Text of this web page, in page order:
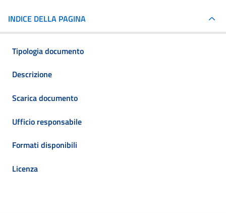
INDICE DELLA PAGINA
Tipologia documento
Descrizione
Scarica documento
Ufficio responsabile
Formati disponibili
Licenza